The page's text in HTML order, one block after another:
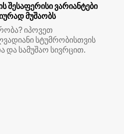
შესაფერისი ვარიანტები
მუშაობს
იპოვეთ
სტუმრობისთვის
და სამუშაო სივრცით.